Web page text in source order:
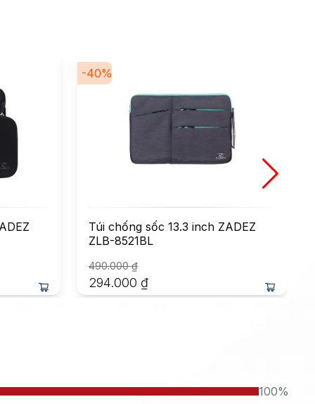
-40%
Túi chống sốc 13.3 inch ZADEZ
ZLB-8521BL
490.000₫
294.000 ₫
100%